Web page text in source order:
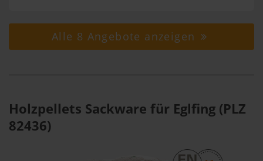
Alle 8 Angebote anzeigen
Holzpellets Sackware für Eglfing (PLZ
82436)